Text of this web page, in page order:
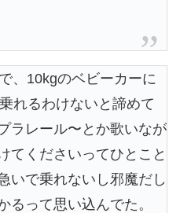
、10kgのベビーカーに
れるわけないと諦めて
ラレール〜とか歌いなが
てくださいってひとこと
いで乗れないし邪魔だし
るって思い込んでた。